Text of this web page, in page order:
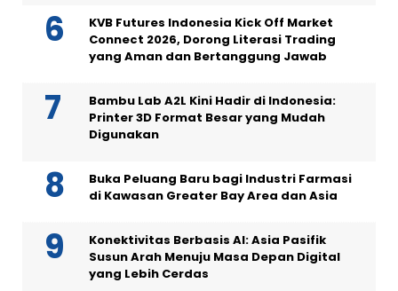
KVB Futures Indonesia Kick Off Market
Connect 2026, Dorong Literasi Trading
yang Aman dan Bertanggung Jawab
Bambu Lab A2L Kini Hadir di Indonesia:
Printer 3D Format Besar yang Mudah
Digunakan
Buka Peluang Baru bagi Industri Farmasi
di Kawasan Greater Bay Area dan Asia
Konektivitas Berbasis AI: Asia Pasifik
Susun Arah Menuju Masa Depan Digital
yang Lebih Cerdas